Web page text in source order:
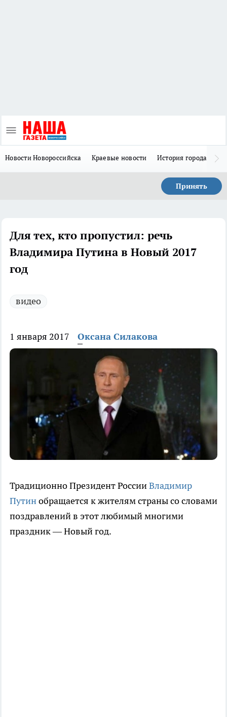
Новости Новороссийска Краевые новости История города Н
Принять
Для тех, кто пропустил: речь
Владимира Путина в Новый 2017
год
видео
1 января 2017 Оксана Силакова
Традиционно Президент РоссииВладимир
Путинобращается к жителям страны со словами
поздравлений в этот любимый многими
праздник — Новый год.